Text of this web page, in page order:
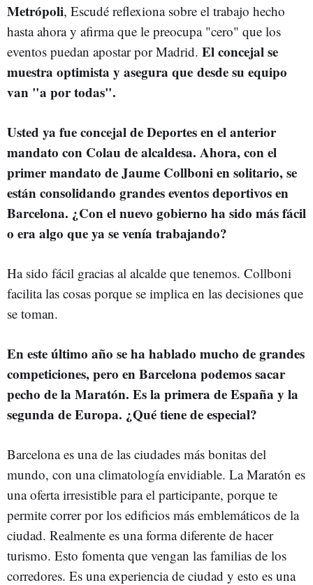
Metrópoli, Escudé reflexiona sobre el trabajo hecho
hasta ahora y afirma que le preocupa "cero" que los
eventos puedan apostar por Madrid. El concejal se
muestra optimista y asegura que desde su equipo
van "a por todas".
Usted ya fue concejal de Deportes en el anterior
mandato con Colau de alcaldesa. Ahora, con el
primer mandato de Jaume Collboni en solitario, se
están consolidando grandes eventos deportivos en
Barcelona. ¿Con el nuevo gobierno ha sido más fácil
o era algo que ya se venía trabajando?
Ha sido fácil gracias al alcalde que tenemos. Collboni
facilita las cosas porque se implica en las decisiones que
se toman.
En este último año se ha hablado mucho de grandes
competiciones, pero en Barcelona podemos sacar
pecho de la Maratón. Es la primera de España y la
segunda de Europa. ¿Qué tiene de especial?
Barcelona es una de las ciudades más bonitas del
mundo, con una climatología envidiable. La Maratón es
una oferta irresistible para el participante, porque te
permite correr por los edificios más emblemáticos de la
ciudad. Realmente es una forma diferente de hacer
turismo. Esto fomenta que vengan las familias de los
corredores. Es una experiencia de ciudad y esto es una